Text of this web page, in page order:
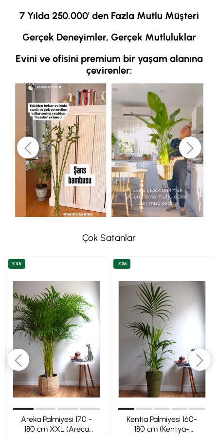
7 Yılda 250.000' den Fazla Mutlu Müşteri
Gerçek Deneyimler, Gerçek Mutluluklar
Evini ve ofisini premium bir yaşam alanına
çevirenler:
Çok Satanlar
Areka Palmiyesi 170 -
180 cm XXL (Areca
%45
Kentia Palmiyesi 160-
180 cm (Kentya-
%36